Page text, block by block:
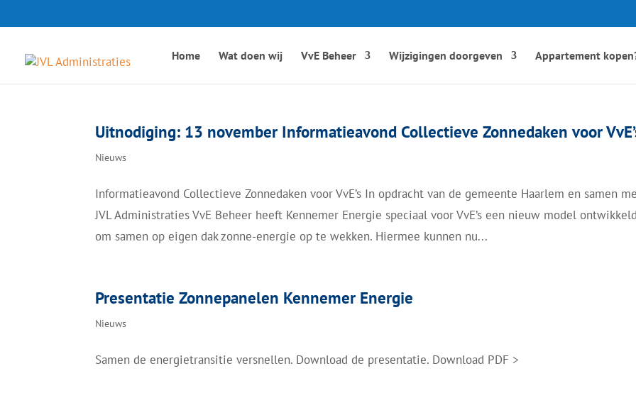
Home Wat doen wij VvE Beheer Wijzigingen doorgeven Appartement
Uitnodiging: 13 november Informatieavond Collectieve Zonnedaken voor
Nieuws
Informatieavond Collectieve Zonnedaken voor VvE’s In opdracht van de gemeente Haarlem en samen
JVL Administraties VvE Beheer heeft Kennemer Energie speciaal voor VvE’s een nieuw model
om samen op eigen dak zonne-energie op te wekken. Hiermee kunnen nu...
Presentatie Zonnepanelen Kennemer Energie
Nieuws
Samen de energietransitie versnellen. Download de presentatie. Download PDF >